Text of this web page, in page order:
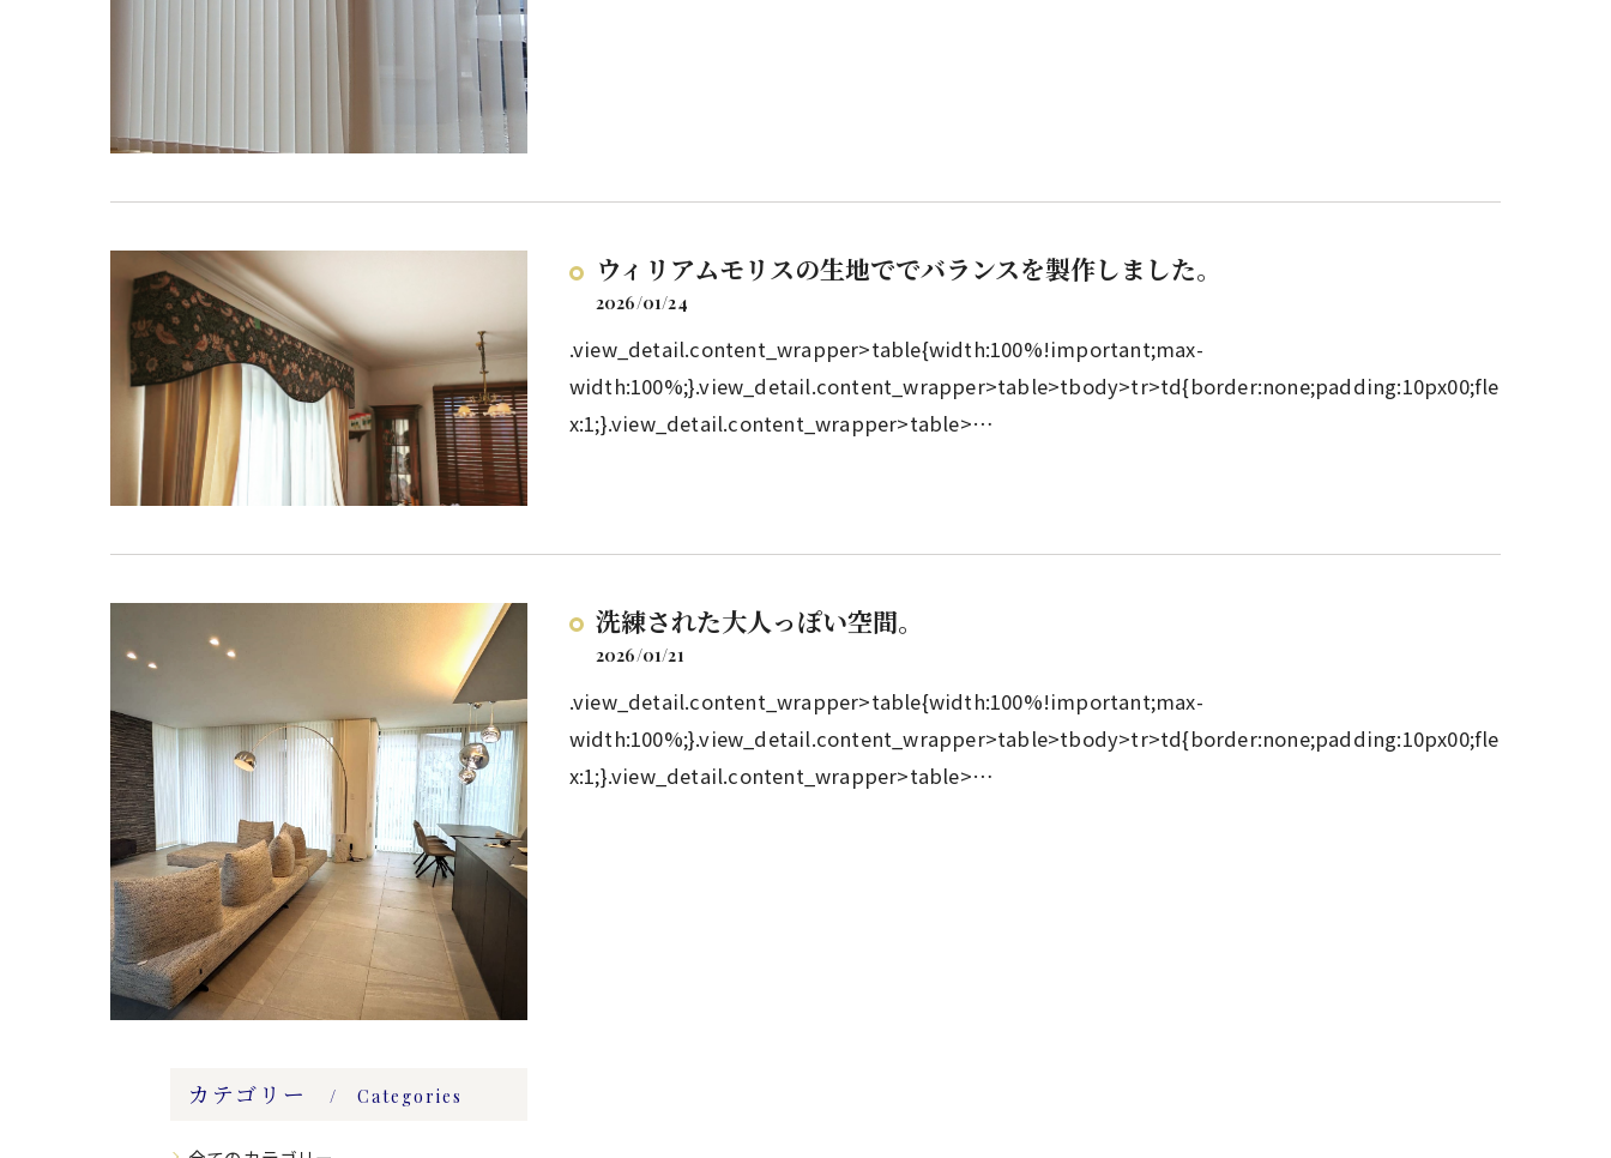
ウィリアムモリスの生地ででバランスを製作しました。
2026/01/24
.view_detail.content_wrapper>table{width:100%!important;max-
width:100%;}.view_detail.content_wrapper>table>tbody>tr>td{border:none;padding:10px00;fle
x:1;}.view_detail.content_wrapper>table>…
洗練された大人っぽい空間。
2026/01/21
.view_detail.content_wrapper>table{width:100%!important;max-
width:100%;}.view_detail.content_wrapper>table>tbody>tr>td{border:none;padding:10px00;fle
x:1;}.view_detail.content_wrapper>table>…
カテゴリー Categories